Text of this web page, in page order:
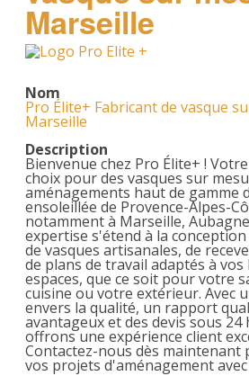
Marseille
Nom
Pro Élite+ Fabricant de vasque
Marseille
Description
Bienvenue chez Pro Élite+ !
choix pour des vasques sur
aménagements haut de gamme
ensoleillée de Provence-Alpes-
notamment à Marseille,
expertise s'étend à la
de vasques artisanales, de
de plans de travail adaptés à
espaces, que ce soit pour votre
cuisine ou votre extérieur. Avec
envers la qualité, un rapport
avantageux et des devis sous
offrons une expérience client
Contactez-nous dès maintenant
vos projets d'aménagement